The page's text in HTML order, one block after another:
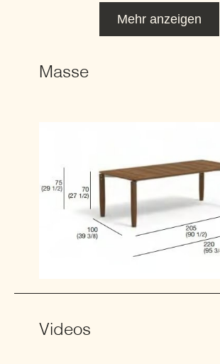
Mehr anzeigen
Masse
Videos